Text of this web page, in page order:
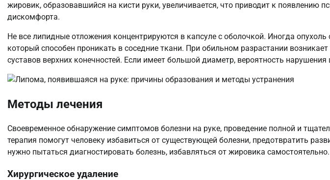
жировик, образовавшийся на кисти руки, увеличивается, что приводит к появлению
дискомфорта.
Не все липидные отложения концентрируются в капсуле с оболочкой. Иногда опухоль
который способен проникать в соседние ткани. При обильном разрастании
суставов верхних конечностей. Если имеет большой диаметр, вероятность нарушения
Методы лечения
Своевременное обнаружение симптомов болезни на руке, проведение полной и
терапия помогут человеку избавиться от существующей болезни, предотвратить
нужно пытаться диагностировать болезнь, избавляться от жировика самостоятельно.
Хирургическое удаление